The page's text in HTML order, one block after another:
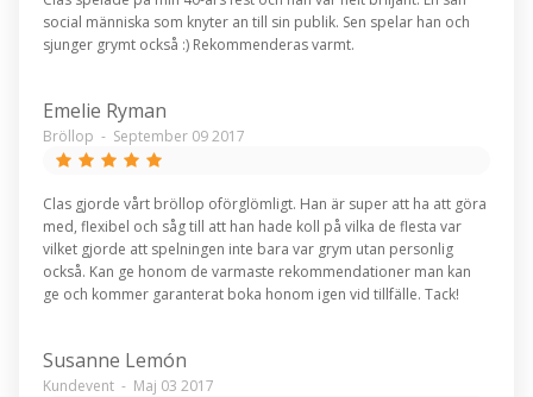
social människa som knyter an till sin publik. Sen spelar han och
sjunger grymt också :) Rekommenderas varmt.
Emelie Ryman
Bröllop - September 09 2017
Clas gjorde vårt bröllop oförglömligt. Han är super att ha att göra
med, flexibel och såg till att han hade koll på vilka de flesta var
vilket gjorde att spelningen inte bara var grym utan personlig
också. Kan ge honom de varmaste rekommendationer man kan
ge och kommer garanterat boka honom igen vid tillfälle. Tack!
Susanne Lemón
Kundevent - Maj 03 2017